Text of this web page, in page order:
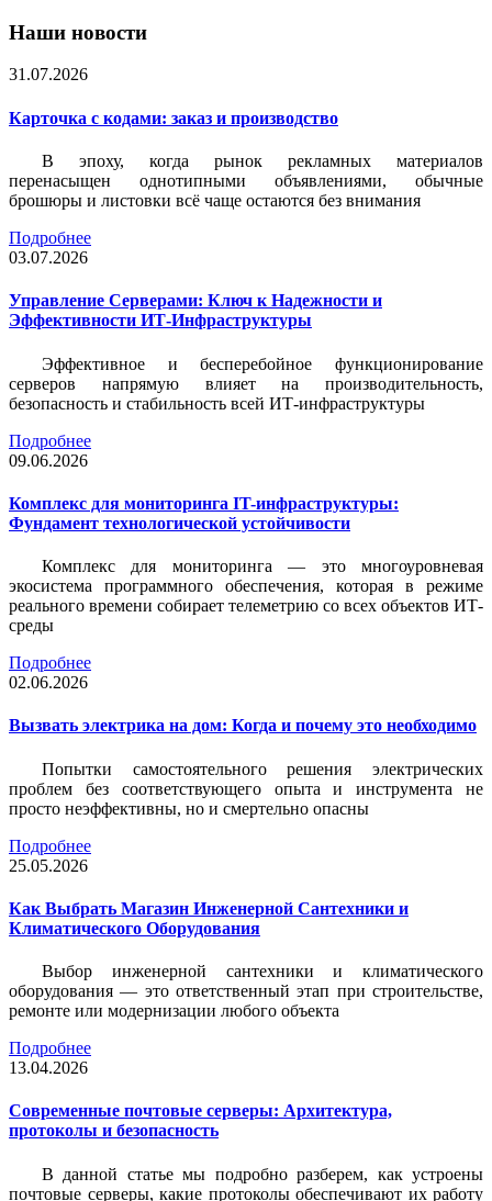
Наши новости
31.07.2026
Карточка c кодами: заказ и производство
В эпоху, когда рынок рекламных материалов
перенасыщен однотипными объявлениями, обычные
брошюры и листовки всё чаще остаются без внимания
Подробнее
03.07.2026
Управление Серверами: Ключ к Надежности и
Эффективности ИТ-Инфраструктуры
Эффективное и бесперебойное функционирование
серверов напрямую влияет на производительность,
безопасность и стабильность всей ИТ-инфраструктуры
Подробнее
09.06.2026
Комплекс для мониторинга IT-инфраструктуры:
Фундамент технологической устойчивости
Комплекс для мониторинга — это многоуровневая
экосистема программного обеспечения, которая в режиме
реального времени собирает телеметрию со всех объектов ИТ-
среды
Подробнее
02.06.2026
Вызвать электрика на дом: Когда и почему это необходимо
Попытки самостоятельного решения электрических
проблем без соответствующего опыта и инструмента не
просто неэффективны, но и смертельно опасны
Подробнее
25.05.2026
Как Выбрать Магазин Инженерной Сантехники и
Климатического Оборудования
Выбор инженерной сантехники и климатического
оборудования — это ответственный этап при строительстве,
ремонте или модернизации любого объекта
Подробнее
13.04.2026
Современные почтовые серверы: Архитектура,
протоколы и безопасность
В данной статье мы подробно разберем, как устроены
почтовые серверы, какие протоколы обеспечивают их работу